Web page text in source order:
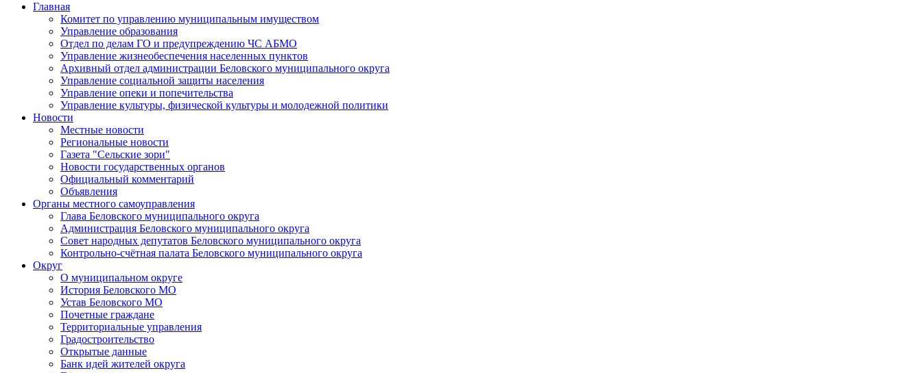
Главная
Комитет по управлению муниципальным имуществом
Управление образования
Отдел по делам ГО и предупреждению ЧС АБМО
Управление жизнеобеспечения населенных пунктов
Архивный отдел администрации Беловского муниципального округа
Управление социальной защиты населения
Управление опеки и попечительства
Управление культуры, физической культуры и молодежной политики
Новости
Местные новости
Региональные новости
Газета "Сельские зори"
Новости государственных органов
Официальный комментарий
Объявления
Органы местного самоуправления
Глава Беловского муниципального округа
Администрация Беловского муниципального округа
Совет народных депутатов Беловского муниципального округа
Контрольно-счётная палата Беловского муниципального округа
Округ
О муниципальном округе
История Беловского МО
Устав Беловского МО
Почетные граждане
Территориальные управления
Градостроительство
Открытые данные
Банк идей жителей округа